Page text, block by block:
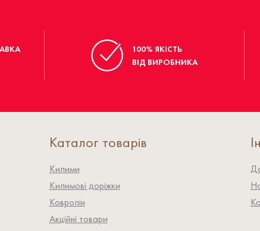
100% ЯКІСТЬ
ВІД ВИРОБНИКА
Каталог товарів
Килими
Килимові доріжки
Ковролiн
Акційні товари